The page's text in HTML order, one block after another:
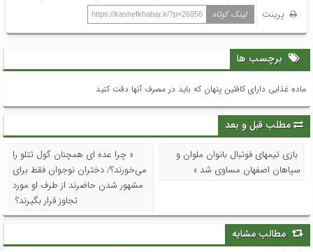
پرینت
لینک کوتاه https://kashefkhabar.ir/?p=26956
برچسب ها
ماده غذایی دارای کافئین پنهان که باید در مصرف آنها دقت کنید
مطلب قبل و بعد
بازی تیمهای فوتبال بانوان ملوان و
سپاهان اصفهان مساوی شد »
« چرا عده ای همچنان گول تتلو را
می‌خورند؟/ دختران نوجوان فقط برای
مشهور شدن حاضرند از طرف او مورد
تجاوز قرار بگیرند؟
مطالب مشابه